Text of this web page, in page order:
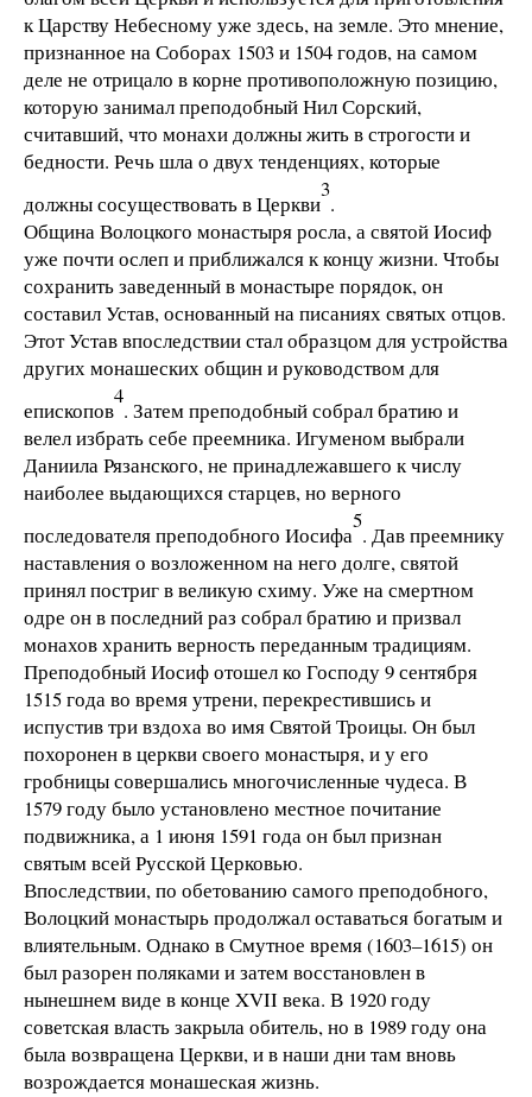
к Царству Небесному уже здесь, на земле. Это мнение,
признанное на Соборах 1503 и 1504 годов, на самом
деле не отрицало в корне противоположную позицию,
которую занимал преподобный Нил Сорский,
считавший, что монахи должны жить в строгости и
бедности. Речь шла о двух тенденциях, которые
должны сосуществовать в Церкви
3
.
Община Волоцкого монастыря росла, а святой Иосиф
уже почти ослеп и приближался к концу жизни. Чтобы
сохранить заведенный в монастыре порядок, он
составил Устав, основанный на писаниях святых отцов.
Этот Устав впоследствии стал образцом для устройства
других монашеских общин и руководством для
епископов
4
. Затем преподобный собрал братию и
велел избрать себе преемника. Игуменом выбрали
Даниила Рязанского, не принадлежавшего к числу
наиболее выдающихся старцев, но верного
последователя преподобного Иосифа
5
. Дав преемнику
наставления о возложенном на него долге, святой
принял постриг в великую схиму. Уже на смертном
одре он в последний раз собрал братию и призвал
монахов хранить верность переданным традициям.
Преподобный Иосиф отошел ко Господу 9 сентября
1515 года во время утрени, перекрестившись и
испустив три вздоха во имя Святой Троицы. Он был
похоронен в церкви своего монастыря, и у его
гробницы совершались многочисленные чудеса. В
1579 году было установлено местное почитание
подвижника, а 1 июня 1591 года он был признан
святым всей Русской Церковью.
Впоследствии, по обетованию самого преподобного,
Волоцкий монастырь продолжал оставаться богатым и
влиятельным. Однако в Смутное время (1603–1615) он
был разорен поляками и затем восстановлен в
нынешнем виде в конце XVII века. В 1920 году
советская власть закрыла обитель, но в 1989 году она
была возвращена Церкви, и в наши дни там вновь
возрождается монашеская жизнь.